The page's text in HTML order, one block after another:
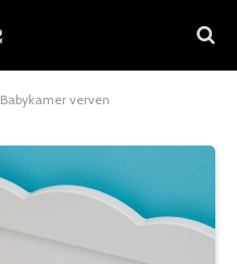
Babykamer verven